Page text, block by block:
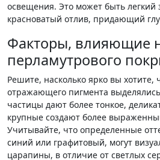
освещения. Это может быть легкий
красноватый отлив, придающий
Факторы, влияющие
перламутрового
Решите, насколько ярко вы хотите,
отражающего пигмента
частицы дают более тонкое,
крупные создают более
Учитывайте, что определенные
синий или графитовый, могут
царапины, в отличие от светлых